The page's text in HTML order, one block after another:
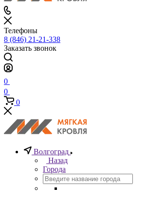
Телефоны
8 (846) 21-21-338
Заказать звонок
0
0
0
Волгоград
Назад
Города